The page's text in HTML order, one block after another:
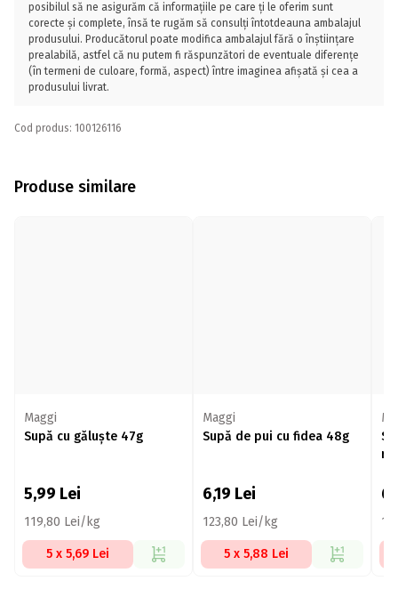
posibilul să ne asigurăm că informațiile pe care ți le oferim sunt
corecte și complete, însă te rugăm să consulți întotdeauna ambalajul
produsului. Producătorul poate modifica ambalajul fără o înștiințare
prealabilă, astfel că nu putem fi răspunzători de eventuale diferențe
(în termeni de culoare, formă, aspect) între imaginea afișată și cea a
produsului livrat.
Cod produs: 100126116
Produse similare
Maggi
Supă cu găluște 47g
5,99 Lei
119,80 Lei/kg
5 x 5,69 Lei
Maggi
Supă de pui cu fidea 48g
6,19 Lei
123,80 Lei/kg
5 x 5,88 Lei